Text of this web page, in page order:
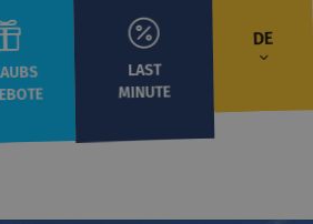
DE
LAST
MINUTE